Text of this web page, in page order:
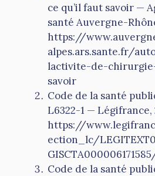
ce qu’il faut savoir —
santé Auvergne-
https://
alpes.ars.sante.fr/
lactivite-de-
savoir
Code de la santé
L6322-1 — Légifrance,
https://
ection_lc/
Code de la santé